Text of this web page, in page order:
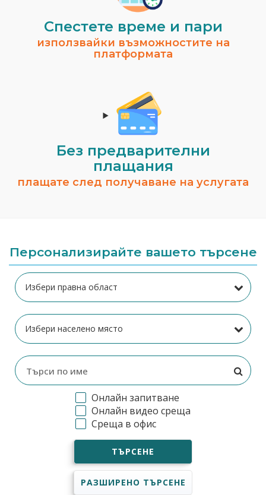
Спестeте време и пари
използвайки възможностите на
платформата
Без предварителни
плащания
плащате след получаване на услугата
Персонализирайте вашето търсене
Онлайн запитване
Онлайн видео среща
Среща в офис
ТЪРСЕНЕ
РАЗШИРЕНО ТЪРСЕНЕ